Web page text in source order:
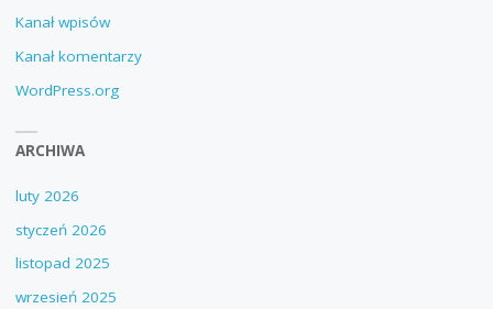
Kanał wpisów
Kanał komentarzy
WordPress.org
ARCHIWA
luty 2026
styczeń 2026
listopad 2025
wrzesień 2025